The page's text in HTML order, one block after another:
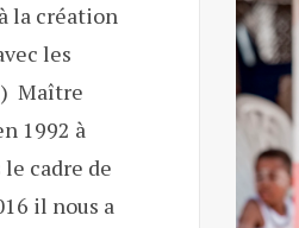
la création
les
Maître
1992 à
cadre de
il nous a